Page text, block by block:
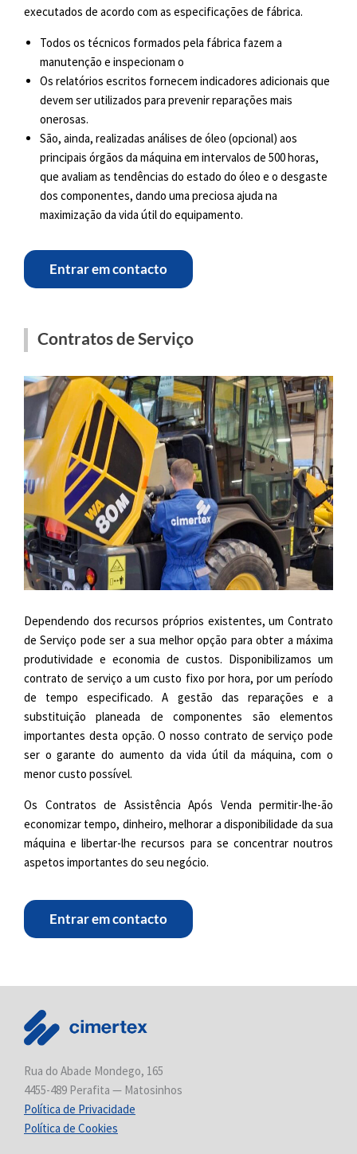
executados de acordo com as especificações de fábrica.
Todos os técnicos formados pela fábrica fazem a
manutenção e inspecionam o
Os relatórios escritos fornecem indicadores adicionais que
devem ser utilizados para prevenir reparações mais
onerosas.
São, ainda, realizadas análises de óleo (opcional) aos
principais órgãos da máquina em intervalos de 500 horas,
que avaliam as tendências do estado do óleo e o desgaste
dos componentes, dando uma preciosa ajuda na
maximização da vida útil do equipamento.
Entrar em contacto
Contratos de Serviço
Dependendo dos recursos próprios existentes, um Contrato
de Serviço pode ser a sua melhor opção para obter a máxima
produtividade e economia de custos. Disponibilizamos um
contrato de serviço a um custo fixo por hora, por um período
de tempo especificado. A gestão das reparações e a
substituição planeada de componentes são elementos
importantes desta opção. O nosso contrato de serviço pode
ser o garante do aumento da vida útil da máquina, com o
menor custo possível.
Os Contratos de Assistência Após Venda permitir-lhe-ão
economizar tempo, dinheiro, melhorar a disponibilidade da sua
máquina e libertar-lhe recursos para se concentrar noutros
aspetos importantes do seu negócio.
Entrar em contacto
Rua do Abade Mondego, 165
4455-489 Perafita — Matosinhos
Política de Privacidade
Política de Cookies